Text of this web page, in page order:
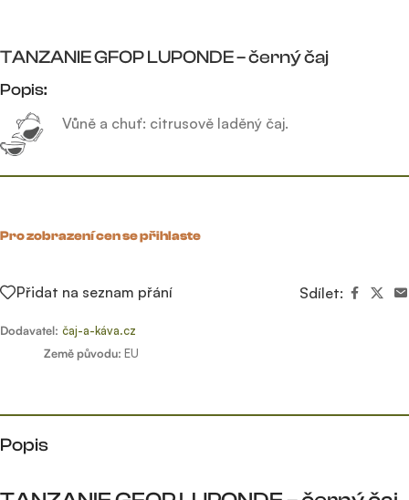
TANZANIE GFOP LUPONDE – černý čaj
Popis:
Vůně a chuť: citrusově laděný čaj.
Pro zobrazení cen se přihlaste
Přidat na seznam přání Sdílet:
Dodavatel: čaj-a-káva.cz
Země původu: EU
Popis